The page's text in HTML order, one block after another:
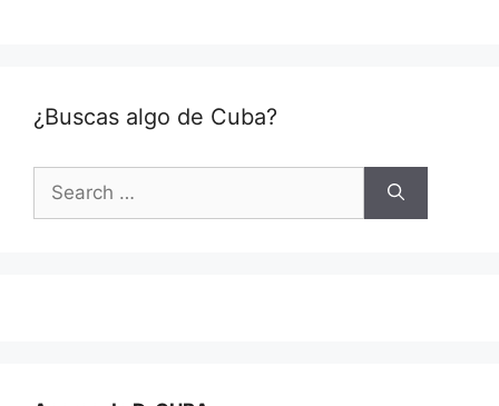
¿Buscas algo de Cuba?
for: